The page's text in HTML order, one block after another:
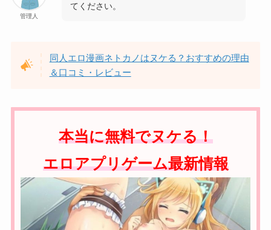
管理人
てください。
同人エロ漫画ネトカノはヌケる？おすすめの理由
＆口コミ・レビュー
本当に無料でヌケる！
エロアプリゲーム最新情報